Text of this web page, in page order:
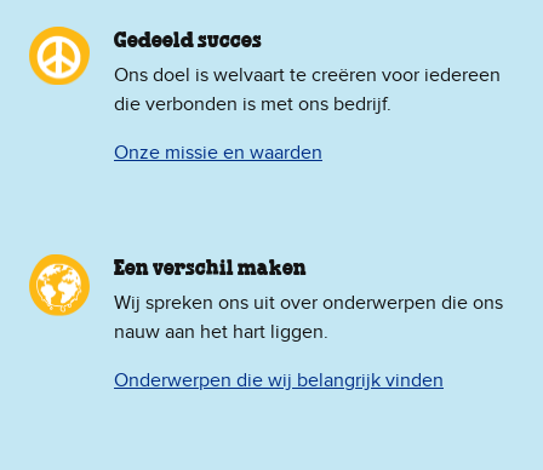
Gedeeld succes
Ons doel is welvaart te creëren voor iedereen
die verbonden is met ons bedrijf.
Onze missie en waarden
Een verschil maken
Wij spreken ons uit over onderwerpen die ons
nauw aan het hart liggen.
Onderwerpen die wij belangrijk vinden